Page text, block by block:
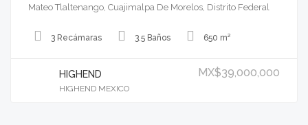
Mateo Tlaltenango, Cuajimalpa De Morelos, Distrito Federal
3 Recámaras 3.5 Baños 650 m²
HIGHEND
HIGHEND MEXICO
MX$39,000,000